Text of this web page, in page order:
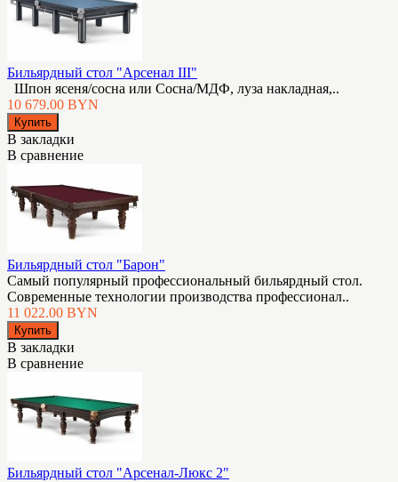
Бильярдный стол "Арсенал III"
Шпон ясеня/сосна или Сосна/МДФ, луза накладная,..
10 679.00 BYN
В закладки
В сравнение
Бильярдный стол "Барон"
Самый популярный профессиональный бильярдный стол.
Современные технологии производства профессионал..
11 022.00 BYN
В закладки
В сравнение
Бильярдный стол "Арсенал-Люкс 2"